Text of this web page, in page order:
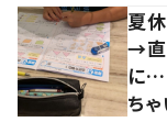
夏
→直
に…
ち